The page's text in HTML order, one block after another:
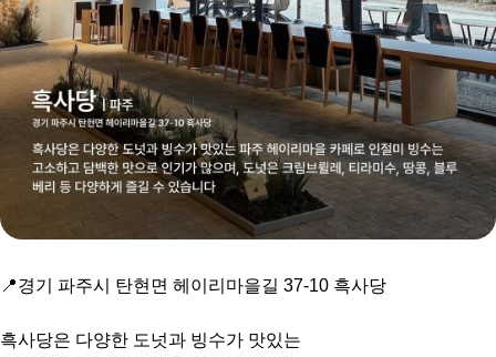
📍경기 파주시 탄현면 헤이리마을길 37-10 흑사당
흑사당은 다양한 도넛과 빙수가 맛있는